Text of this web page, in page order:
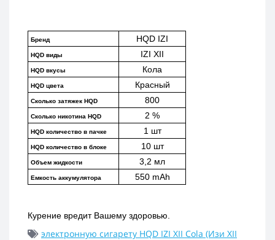
Бренд HQD IZI
HQD виды IZI XII
HQD вкусы Кола
HQD цвета Красный
Сколько затяжек HQD 800
Сколько никотина HQD 2 %
HQD количество в пачке 1 шт
HQD количество в блоке 10 шт
Объем жидкости 3,2 мл
Емкость аккумулятора 550 mAh
Курение вредит Вашему здоровью.
электронную сигарету HQD IZI XII Cola (Изи XII